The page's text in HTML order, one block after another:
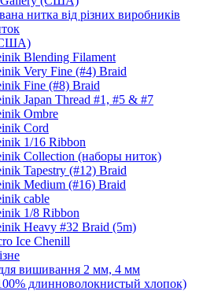
нитка від різних виробників
Blending Filament
Very Fine (#4) Braid
Fine (#8) Braid
Japan Thread #1, #5 & #7
Ombre
Cord
1/16 Ribbon
Collection (наборы ниток)
Tapestry (#12) Braid
Medium (#16) Braid
cable
1/8 Ribbon
Heavy #32 Braid (5m)
Ice Chenill
вишивання 2 мм, 4 мм
длинноволокнистый хлопок)